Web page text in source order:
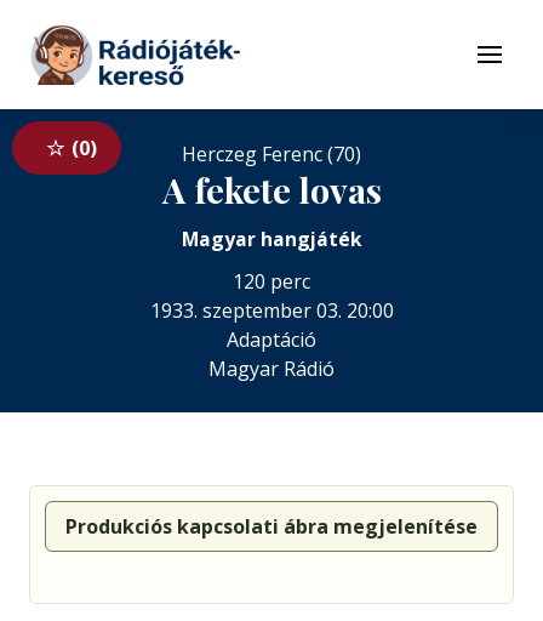
Tovább a tartalomhoz
Menü
0 Herczeg Ferenc (70)
A fekete lovas
Magyar hangjáték
120 perc
1933. szeptember 03. 20:00
Adaptáció
Magyar Rádió
Produkciós kapcsolati ábra megjelenítése